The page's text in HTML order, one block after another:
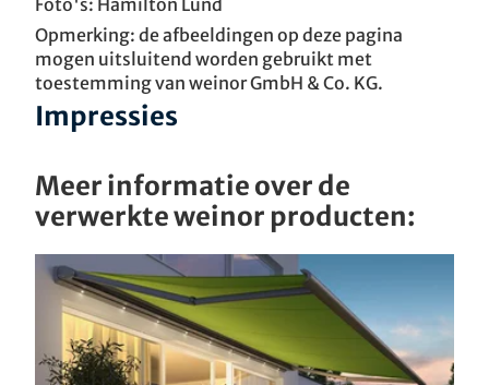
Foto's: Hamilton Lund
Opmerking: de afbeeldingen op deze pagina
mogen uitsluitend worden gebruikt met
toestemming van weinor GmbH & Co. KG.
Impressies
Meer informatie over de
verwerkte weinor producten: